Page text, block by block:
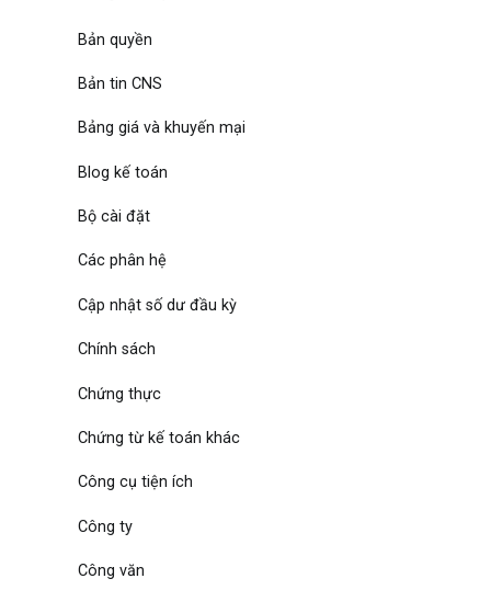
Bản quyền
Bản tin CNS
Bảng giá và khuyến mại
Blog kế toán
Bộ cài đặt
Các phân hệ
Cập nhật số dư đầu kỳ
Chính sách
Chứng thực
Chứng từ kế toán khác
Công cụ tiện ích
Công ty
Công văn